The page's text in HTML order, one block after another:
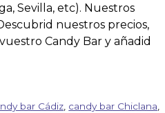
Sevilla, etc). Nuestros
nuestros precios,
Candy Bar y añadid
bar Cádiz candy bar Chiclana